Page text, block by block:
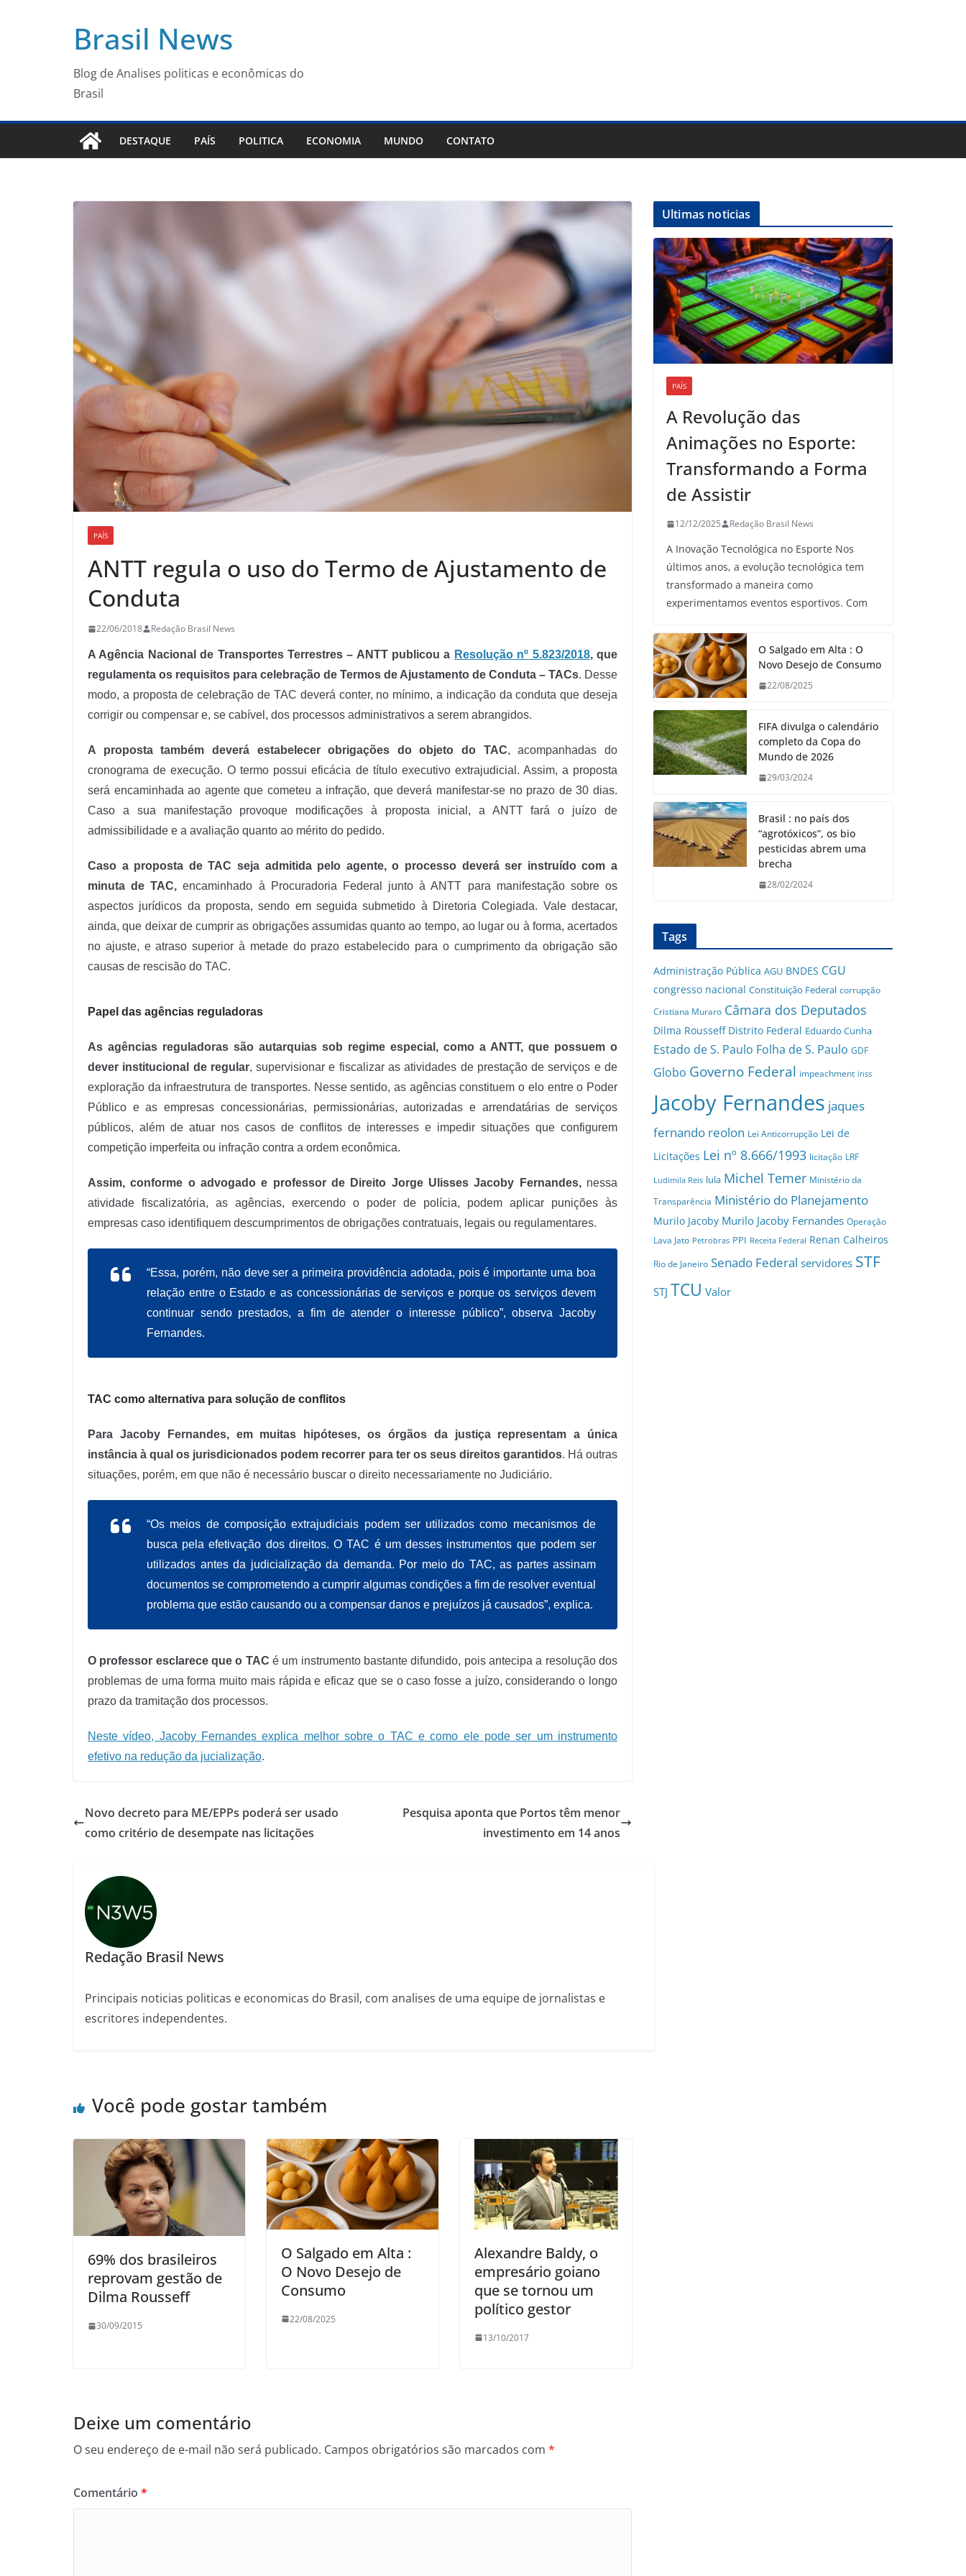
Brasil News
Blog de Analises politicas e econômicas do
Brasil
DESTAQUE PAÍS POLITICA ECONOMIA MUNDO CONTATO
PAÍS
ANTT regula o uso do Termo de Ajustamento de
Conduta
22/06/2018 Redação Brasil News
A Agência Nacional de Transportes Terrestres – ANTT publicou a Resolução nº 5.823/2018, que
regulamenta os requisitos para celebração de Termos de Ajustamento de Conduta – TACs. Desse
modo, a proposta de celebração de TAC deverá conter, no mínimo, a indicação da conduta que deseja
corrigir ou compensar e, se cabível, dos processos administrativos a serem abrangidos.
A proposta também deverá estabelecer obrigações do objeto do TAC, acompanhadas do
cronograma de execução. O termo possui eficácia de título executivo extrajudicial. Assim, a proposta
será encaminhada ao agente que cometeu a infração, que deverá manifestar-se no prazo de 30 dias.
Caso a sua manifestação provoque modificações à proposta inicial, a ANTT fará o juízo de
admissibilidade e a avaliação quanto ao mérito do pedido.
Caso a proposta de TAC seja admitida pelo agente, o processo deverá ser instruído com a
minuta de TAC, encaminhado à Procuradoria Federal junto à ANTT para manifestação sobre os
aspectos jurídicos da proposta, sendo em seguida submetido à Diretoria Colegiada. Vale destacar,
ainda, que deixar de cumprir as obrigações assumidas quanto ao tempo, ao lugar ou à forma, acertados
no ajuste, e atraso superior à metade do prazo estabelecido para o cumprimento da obrigação são
causas de rescisão do TAC.
Papel das agências reguladoras
As agências reguladoras são autarquias sob regime especial, como a ANTT, que possuem o
dever institucional de regular, supervisionar e fiscalizar as atividades de prestação de serviços e de
exploração da infraestrutura de transportes. Nesse sentido, as agências constituem o elo entre o Poder
Público e as empresas concessionárias, permissionárias, autorizadas e arrendatárias de serviços
públicos, além de atuar nos casos de conflitos de interesses e impedir situações que configurem
competição imperfeita ou infração contra a ordem econômica.
Assim, conforme o advogado e professor de Direito Jorge Ulisses Jacoby Fernandes,nessa
atividade fiscalizatória, as agências, exercendo o poder de polícia, podem aplicar punições às
empresas caso identifiquem descumprimentos de obrigações contratuais, legais ou regulamentares.
“Essa, porém, não deve ser a primeira providência adotada, pois é importante uma boa
relação entre o Estado e as concessionárias de serviços e porque os serviços devem
continuar sendo prestados, a fim de atender o interesse público”, observa Jacoby
Fernandes.
TAC como alternativa para solução de conflitos
Para Jacoby Fernandes, em muitas hipóteses, os órgãos da justiça representam a única
instância à qual os jurisdicionados podem recorrer para ter os seus direitos garantidos. Há outras
situações, porém, em que não é necessário buscar o direito necessariamente no Judiciário.
“Os meios de composição extrajudiciais podem ser utilizados como mecanismos de
busca pela efetivação dos direitos. O TAC é um desses instrumentos que podem ser
utilizados antes da judicialização da demanda. Por meio do TAC, as partes assinam
documentos se comprometendo a cumprir algumas condições a fim de resolver eventual
problema que estão causando ou a compensar danos e prejuízos já causados”, explica.
O professor esclarece que o TAC é um instrumento bastante difundido, pois antecipa a resolução dos
problemas de uma forma muito mais rápida e eficaz que se o caso fosse a juízo, considerando o longo
prazo da tramitação dos processos.
Neste vídeo, Jacoby Fernandes explica melhor sobre o TAC e como ele pode ser um instrumento
efetivo na redução da jucialização.
Novo decreto para ME/EPPs poderá ser usado
como critério de desempate nas licitações
Pesquisa aponta que Portos têm menor
investimento em 14 anos
Redação Brasil News
Principais noticias politicas e economicas do Brasil, com analises de uma equipe de jornalistas e
escritores independentes.
Você pode gostar também
69% dos brasileiros
reprovam gestão de
Dilma Rousseff
30/09/2015
O Salgado em Alta :
O Novo Desejo de
Consumo
22/08/2025
Alexandre Baldy, o
empresário goiano
que se tornou um
político gestor
13/10/2017
Deixe um comentário
O seu endereço de e-mail não será publicado. Campos obrigatórios são marcados com *
Comentário *
Ultimas noticias
PAÍS
A Revolução das
Animações no Esporte:
Transformando a Forma
de Assistir
12/12/2025 Redação Brasil News
A Inovação Tecnológica no Esporte Nos
últimos anos, a evolução tecnológica tem
transformado a maneira como
experimentamos eventos esportivos. Com
O Salgado em Alta : O
Novo Desejo de Consumo
22/08/2025
FIFA divulga o calendário
completo da Copa do
Mundo de 2026
29/03/2024
Brasil : no país dos
“agrotóxicos”, os bio
pesticidas abrem uma
brecha
28/02/2024
Tags
Administração Pública AGU BNDES CGU
congresso nacional Constituição Federal corrupção
Cristiana Muraro Câmara dos Deputados
Dilma Rousseff Distrito Federal Eduardo Cunha
Estado de S. Paulo Folha de S. Paulo GDF
Globo Governo Federal impeachment inss
Jacoby Fernandes jaques
fernando reolon Lei Anticorrupção Lei de
Licitações Lei nº 8.666/1993 licitação LRF
Ludimila Reis lula Michel Temer Ministério da
Transparência Ministério do Planejamento
Murilo Jacoby Murilo Jacoby Fernandes Operação
Lava Jato Petrobras PPI Receita Federal Renan Calheiros
Rio de Janeiro Senado Federal servidores STF
STJ TCU Valor